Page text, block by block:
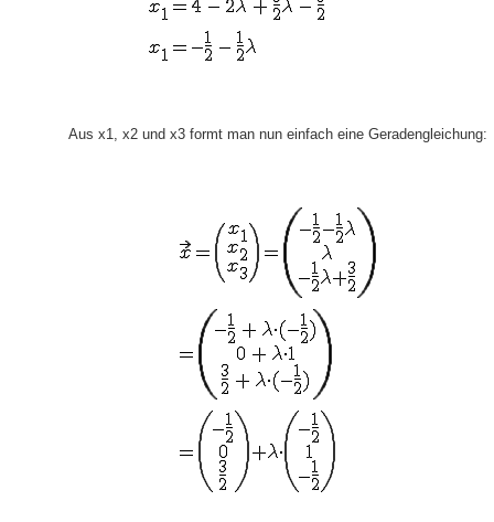
Aus x1, x2 und x3 formt man nun einfach eine Geradengleichung: